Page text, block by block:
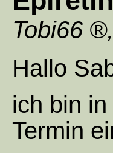
Tobi66 ,
Hallo
ich bin
Termin